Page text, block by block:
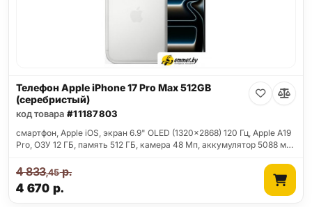
Телефон Apple iPhone 17 Pro Max 512GB
(серебристый)
код товара #11187803
смартфон, Apple iOS, экран 6.9" OLED (1320x2868) 120 Гц, Apple A19
Pro, ОЗУ 12 ГБ, память 512 ГБ, камера 48 Мп, аккумулятор 5088 м…
4 670 р.
4 833,45р.